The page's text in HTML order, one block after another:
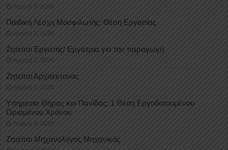
August 3, 2026
Παιδική Λέσχη Μοσφιλωτής: Θέση Εργασίας
August 3, 2026
Ζητείται Εργάτης/ Εργάτρια για την παραγωγή
August 3, 2026
Ζητείται Αρχιτέκτονας
August 3, 2026
Υπηρεσία Θήρας και Πανίδας: 1 Θέση Eργοδοτουμένου
Oρισμένου Xρόνου
August 3, 2026
Ζητείται Μηχανολόγος Μηχανικός